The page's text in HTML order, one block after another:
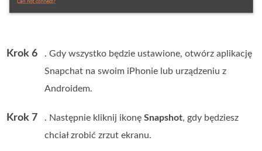
Krok 6
. Gdy wszystko będzie ustawione, otwórz aplikację
Snapchat na swoim iPhonie lub urządzeniu z
Androidem.
Krok 7 . Następnie kliknij ikonęSnapshot, gdy będziesz
chciał zrobić zrzut ekranu.